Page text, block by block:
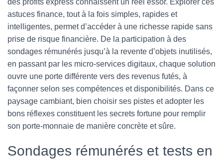
des profits express connaissent un réel essor. Explorer ces
astuces finance, tout à la fois simples, rapides et
intelligentes, permet d’accéder à une richesse rapide sans
prise de risque financière. De la participation à des
sondages rémunérés jusqu’à la revente d’objets inutilisés,
en passant par les micro-services digitaux, chaque solution
ouvre une porte différente vers des revenus futés, à
façonner selon ses compétences et disponibilités. Dans ce
paysage cambiant, bien choisir ses pistes et adopter les
bons réflexes constituent les secrets fortune pour remplir
son porte-monnaie de manière concrète et sûre.
Sondages rémunérés et tests en